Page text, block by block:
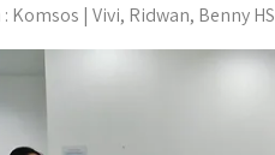
Komsos | Vivi, Ridwan, Benny HS